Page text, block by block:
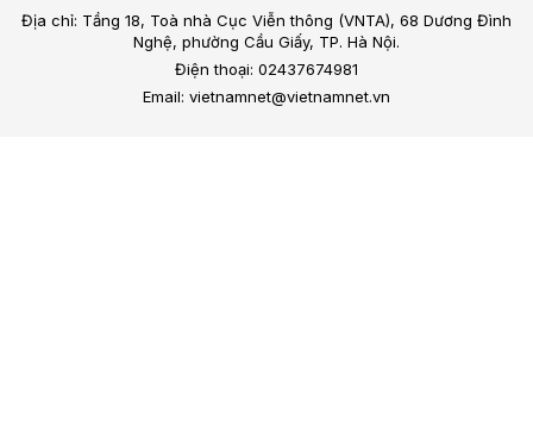
Địa chỉ: Tầng 18, Toà nhà Cục Viễn thông (VNTA), 68 Dương Đình
Nghệ, phường Cầu Giấy, TP. Hà Nội.
Điện thoại: 02437674981
Email: vietnamnet@vietnamnet.vn